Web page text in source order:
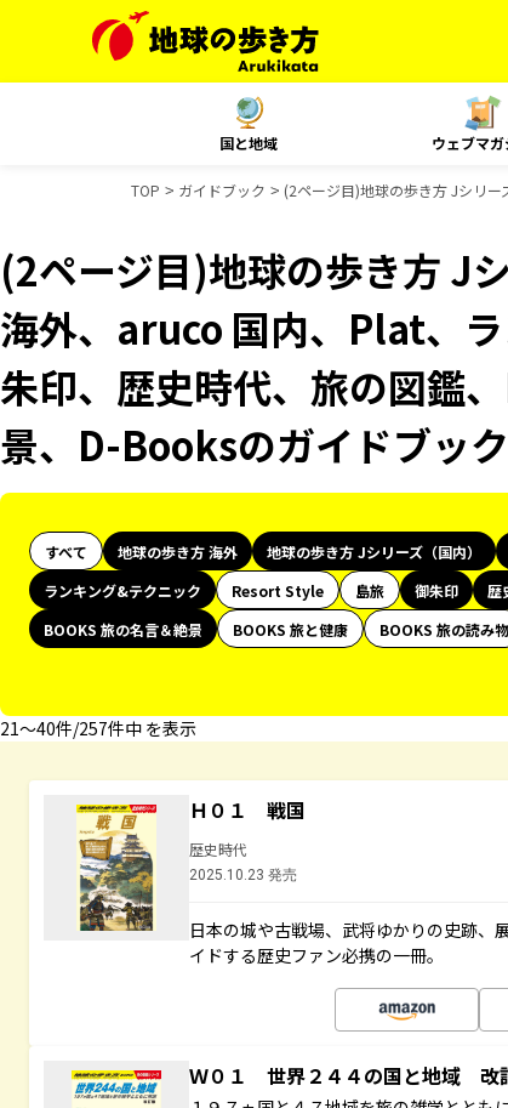
国と地域 ウェブマ
TOP ガイドブック (2ページ目)地球の歩き方 Jシリ
(2ページ目)地球の歩き方 J
海外、aruco 国内、Plat、
朱印、歴史時代、旅の図鑑
景、D-Booksのガイドブッ
すべて 地球の歩き方 海外 地球の歩き方 Jシリーズ（国内）
ランキング&テクニック
Resort Style 島旅 御朱印 歴
BOOKS 旅の名言＆絶景
BOOKS 旅と健康 BOOKS 旅の読み物
21〜40件/257件中 を表示
Ｈ０１ 戦国
歴史時代
2025.10.23 発売
日本の城や古戦場、武将ゆかりの史跡、
イドする歴史ファン必携の一冊。
Ｗ０１ 世界２４４の国と地域 改